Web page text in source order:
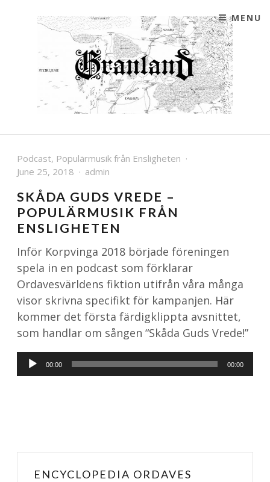
SKIP TO CONTENT MENU
Podcast, Populärmusik från Ensligheten
June 25, 2018
admin
SKÅDA GUDS VREDE –
POPULÄRMUSIK FRÅN
ENSLIGHETEN
Inför Korpvinga 2018 började föreningen
spela in en podcast som förklarar
Ordavesvärldens fiktion utifrån våra många
visor skrivna specifikt för kampanjen. Här
kommer det första färdigklippta avsnittet,
som handlar om sången “Skåda Guds Vrede!”
Audio
Player
00:00 00:00
ENCYCLOPEDIA ORDAVES